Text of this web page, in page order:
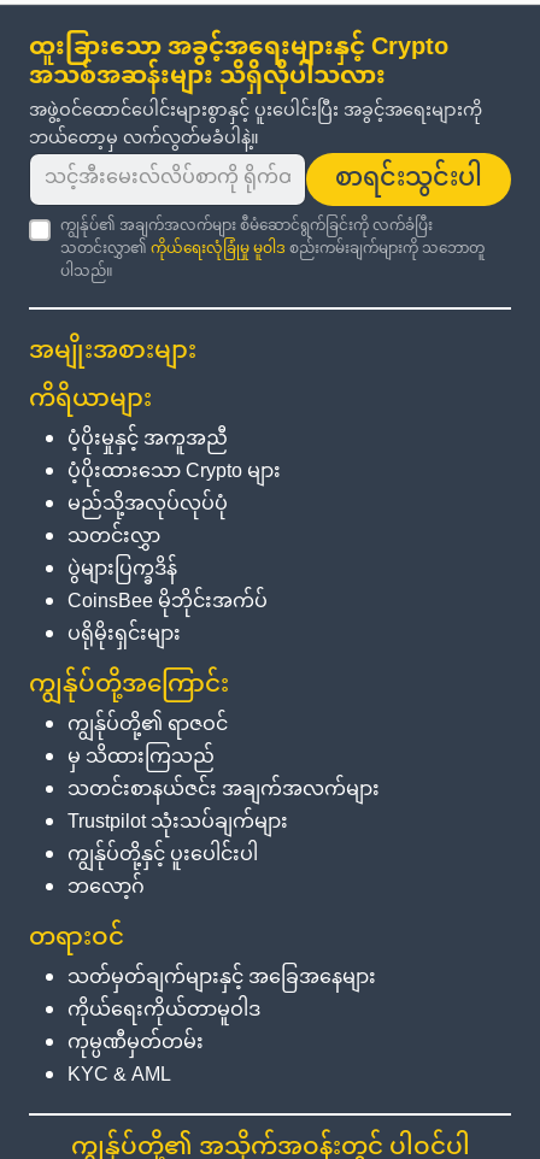
ထူးခြားသော အခွင့်အရေးများနှင့် Crypto
အသစ်အဆန်းများ သိရှိလိုပါသလား
အဖွဲ့ဝင်ထောင်ပေါင်းများစွာနှင့် ပူးပေါင်းပြီး အခွင့်အရေးများကို
ဘယ်တော့မှ လက်လွတ်မခံပါနဲ့။
စာရင်းသွင်းပါ
ကျွန်ုပ်၏ အချက်အလက်များ စီမံဆောင်ရွက်ခြင်းကို လက်ခံပြီး
သတင်းလွှာ၏ကိုယ်ရေးလုံခြုံမှု မူဝါဒစည်းကမ်းချက်များကို သဘောတူ
ပါသည်။
အမျိုးအစားများ
ကိရိယာများ
ပံ့ပိုးမှုနှင့် အကူအညီ
ပံ့ပိုးထားသော Crypto များ
မည်သို့အလုပ်လုပ်ပုံ
သတင်းလွှာ
ပွဲများပြက္ခဒိန်
CoinsBee မိုဘိုင်းအက်ပ်
ပရိုမိုးရှင်းများ
ကျွန်ုပ်တို့အကြောင်း
ကျွန်ုပ်တို့၏ ရာဇဝင်
မှ သိထားကြသည်
သတင်းစာနယ်ဇင်း အချက်အလက်များ
Trustpilot သုံးသပ်ချက်များ
ကျွန်ုပ်တို့နှင့် ပူးပေါင်းပါ
ဘလော့ဂ်
တရားဝင်
သတ်မှတ်ချက်များနှင့် အခြေအနေများ
ကိုယ်ရေးကိုယ်တာမူဝါဒ
ကုမ္ပဏီမှတ်တမ်း
KYC & AML